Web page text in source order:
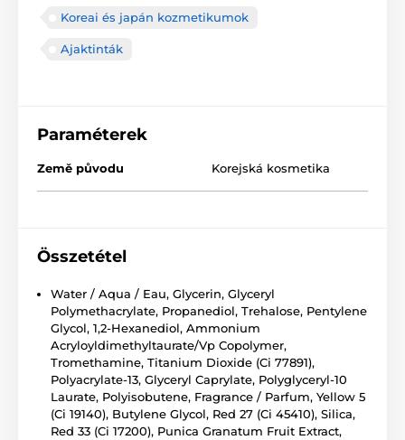
Koreai és japán kozmetikumok
Ajaktinták
Paraméterek
Země původu Korejská kosmetika
Összetétel
Water / Aqua / Eau, Glycerin, Glyceryl
Polymethacrylate, Propanediol, Trehalose, Pentylene
Glycol, 1,2-Hexanediol, Ammonium
Acryloyldimethyltaurate/Vp Copolymer,
Tromethamine, Titanium Dioxide (Ci 77891),
Polyacrylate-13, Glyceryl Caprylate, Polyglyceryl-10
Laurate, Polyisobutene, Fragrance / Parfum, Yellow 5
(Ci 19140), Butylene Glycol, Red 27 (Ci 45410), Silica,
Red 33 (Ci 17200), Punica Granatum Fruit Extract,